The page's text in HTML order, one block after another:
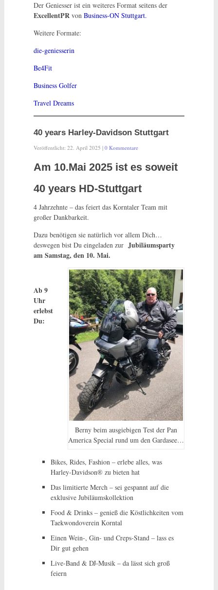
Der Geniesser ist ein weiteres Format seitens der
ExcellentPRvon Business-ON Stuttgart.
Weitere Formate:
die-geniesserin
Be4Fit
Business Golfer
Travel Dreams
40 years Harley-Davidson Stuttgart
Veröffentlicht: 22. April 2025 | 0 Kommentare
Am 10.Mai 2025 ist es soweit
40 years HD-Stuttgart
4 Jahrzehnte – das feiert das Korntaler Team mit
großer Dankbarkeit.
Dazu benötigen sie natürlich vor allem Dich…
deswegen bist Du eingeladen zur Jubiläumsparty
am Samstag, den 10. Mai.
Berny beim ausgiebigen Test der Pan
America Special rund um den Gardasee…
Ab 9
Uhr
erlebst
Du:
Bikes, Rides, Fashion – erlebe alles, was
Harley-Davidson® zu bieten hat
Das limitierte Merch – sei gespannt auf die
exklusive Jubiläumskollektion
Food & Drinks – genieß die Köstlichkeiten vom
Taekwondoverein Korntal
Einen Wein-, Gin- und Creps-Stand – lass es
Dir gut gehen
Live-Band & DJ-Musik – da lässt sich groß
feiern